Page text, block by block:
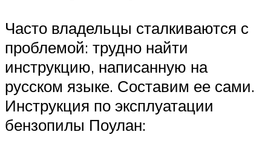
Часто владельцы сталкиваются с
проблемой: трудно найти
инструкцию, написанную на
русском языке. Составим ее сами.
Инструкция по эксплуатации
бензопилы Поулан: